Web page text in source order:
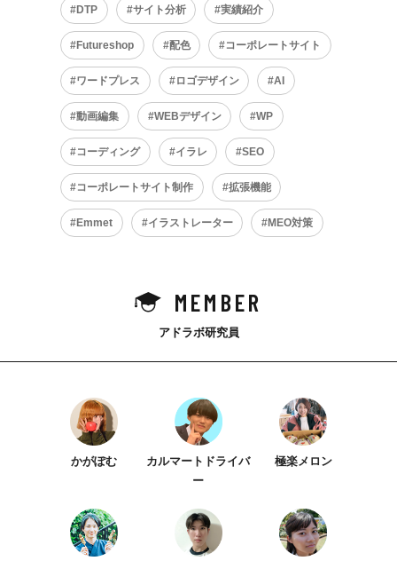
DTP サイト分析 実績紹介
Futureshop 配色 コーポレートサイト
ワードプレス ロゴデザイン AI
動画編集 WEBデザイン WP
コーディング イラレ SEO
コーポレートサイト制作 拡張機能
Emmet イラストレーター MEO対策
MEMBER
アドラボ研究員
かがぽむ
カルマートドライバ
ー
極楽メロン